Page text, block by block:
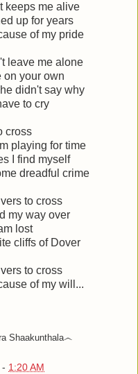
keeps me alive
up for years
of my pride
leave me alone
on your own
didn't say why
to cry
cross
playing for time
I find myself
dreadful crime
to cross
my way over
lost
cliffs of Dover
to cross
of my will...
Shaakunthala෴
1:20 AM